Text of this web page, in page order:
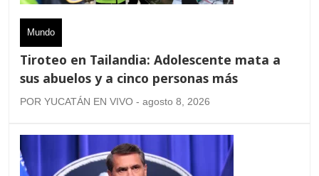
Mundo
Tiroteo en Tailandia: Adolescente mata a
sus abuelos y a cinco personas más
POR YUCATÁN EN VIVO - agosto 8, 2026